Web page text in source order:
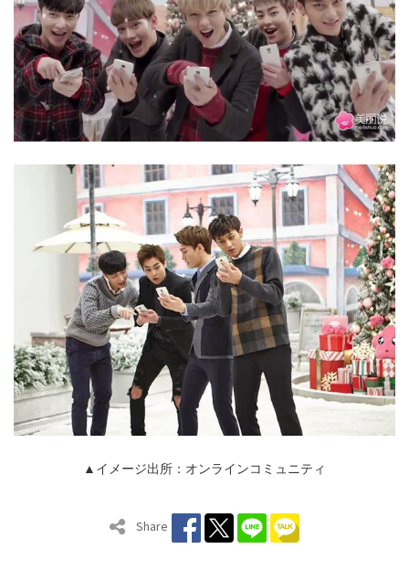
▲イメージ出所：オンラインコミュニティ
Share